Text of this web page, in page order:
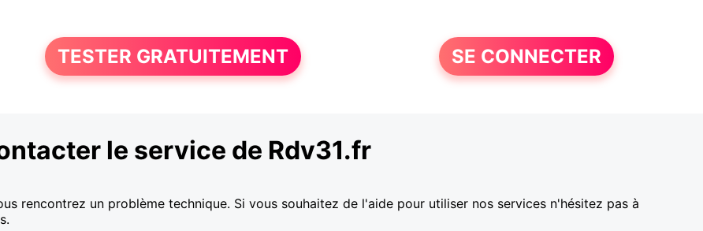
TESTER GRATUITEMENT SE CONNECTER
le service de Rdv31.fr
rencontrez un problème technique. Si vous souhaitez de l'aide pour utiliser nos services n'hésitez pas à